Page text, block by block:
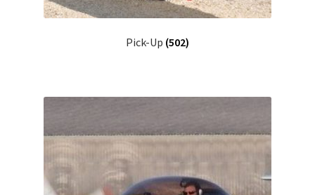
Pick-Up (502)